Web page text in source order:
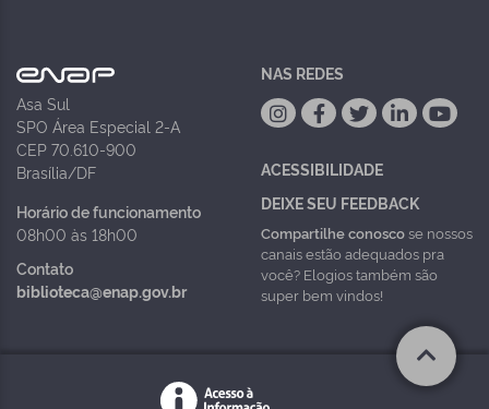
Asa Sul
SPO Área Especial 2-A
CEP 70.610-900
Brasília/DF
Horário de funcionamento
08h00 às 18h00
Contato
biblioteca@enap.gov.br
NAS REDES
ACESSIBILIDADE
DEIXE SEU FEEDBACK
Compartilhe conoscose nossos
canais estão adequados pra
você? Elogios também são
super bem vindos!